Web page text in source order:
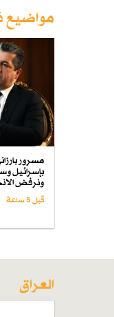
مواضيع
مسرور
بإسرائيل
ونرفض
قبل 5 ساعة
العراق